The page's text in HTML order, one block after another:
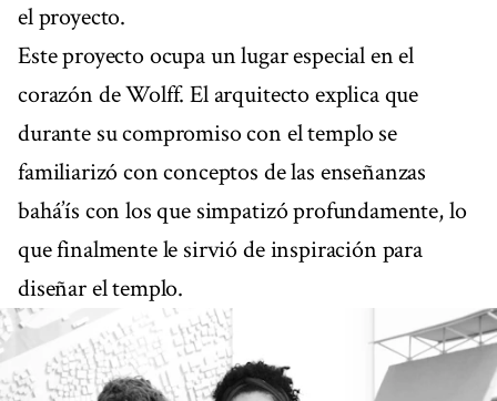
el proyecto.
Este proyecto ocupa un lugar especial en el
corazón de Wolff. El arquitecto explica que
durante su compromiso con el templo se
familiarizó con conceptos de las enseñanzas
bahá’ís con los que simpatizó profundamente, lo
que finalmente le sirvió de inspiración para
diseñar el templo.